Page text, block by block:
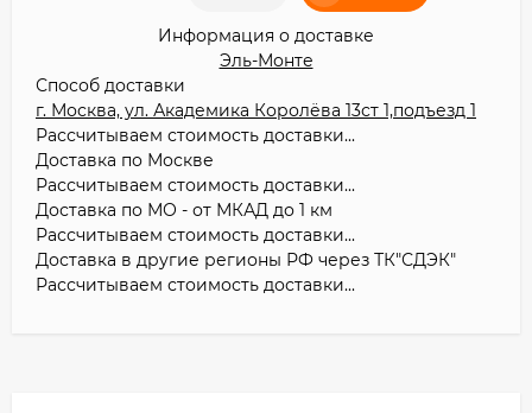
Информация о доставке
Эль-Монте
Способ доставки
г. Москва, ул. Академика Королёва 13ст 1,подъезд 1
Рассчитываем стоимость доставки...
Доставка по Москве
Рассчитываем стоимость доставки...
Доставка по МО - от МКАД до 1 км
Рассчитываем стоимость доставки...
Доставка в другие регионы РФ через ТК"СДЭК"
Рассчитываем стоимость доставки...